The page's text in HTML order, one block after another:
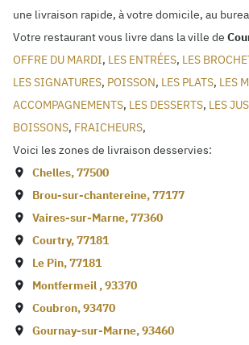
une livraison rapide, à votre domicile, au
Votre restaurant vous livre dans la ville de
OFFRE DU MARDI, LES ENTRÉES, LES
LES SIGNATURES, POISSON, LES PLATS, LES
ACCOMPAGNEMENTS, LES DESSERTS, LES
BOISSONS, FRAICHEURS,
Voici les zones de livraison desservies:
Chelles,77500
Brou-sur-chantereine,77177
Vaires-sur-Marne,77360
Courtry,77181
Le Pin,77181
Montfermeil ,93370
Coubron,93470
Gournay-sur-Marne,93460